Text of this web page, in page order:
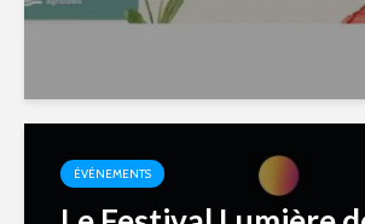
ÉVÉNEMENTS